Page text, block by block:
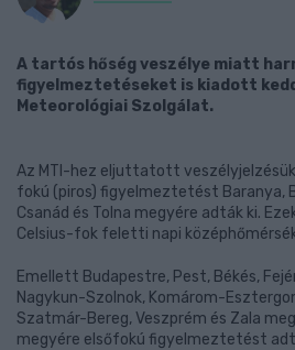
A tartós hőség veszélye miatt
figyelmeztetéseket is kiadott
Meteorológiai Szolgálat.
Az MTI-hez eljuttatott
fokú (piros) figyelmeztetést Baranya,
Csanád és Tolna megyére adták ki.
Celsius-fok feletti napi
Emellett Budapestre, Pest, Békés,
Nagykun-Szolnok, Komárom-
Szatmár-Bereg, Veszprém és Zala
megyére elsőfokú figyelmeztetést